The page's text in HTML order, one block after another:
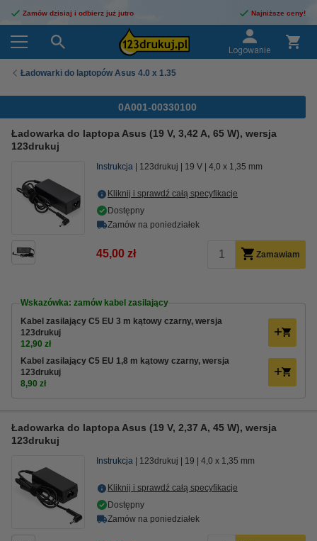
Zamów dzisiaj i odbierz już jutro Najniższe ceny!
Logowanie
Ładowarki do laptopów Asus 4.0 x 1.35
0A001-00330100
Ładowarka do laptopa Asus (19 V, 3,42 A, 65 W), wersja
123drukuj
Instrukcja 123drukuj 19 V 4,0 x 1,35 mm
Kliknij i sprawdź całą specyfikacje
Dostępny
Zamów na poniedziałek
45,00 zł Zamawiam
Wskazówka: zamów kabel zasilający
Kabel zasilający C5 EU 3 m kątowy czarny, wersja
123drukuj
12,90 zł
Kabel zasilający C5 EU 1,8 m kątowy czarny, wersja
123drukuj
8,90 zł
Ładowarka do laptopa Asus (19 V, 2,37 A, 45 W), wersja
123drukuj
Instrukcja 123drukuj 19 4,0 x 1,35 mm
Kliknij i sprawdź całą specyfikacje
Dostępny
Zamów na poniedziałek